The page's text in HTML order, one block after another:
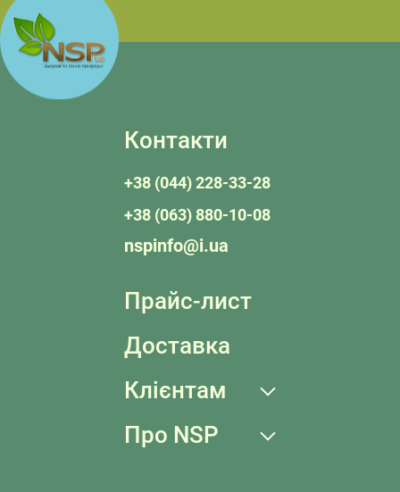
Контакти
+38 (044) 228-33-28
+38 (063) 880-10-08
nspinfo@i.ua
Прайс-лист
Доставка
Клієнтам
Про NSP